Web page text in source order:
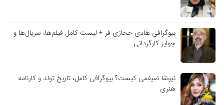
بیوگرافی هادی حجازی فر + لیست کامل فیلم‌ها، سریال‌ها و
جوایز کارگردانی
نیوشا ضیغمی کیست؟ بیوگرافی کامل، تاریخ تولد و کارنامه
هنری